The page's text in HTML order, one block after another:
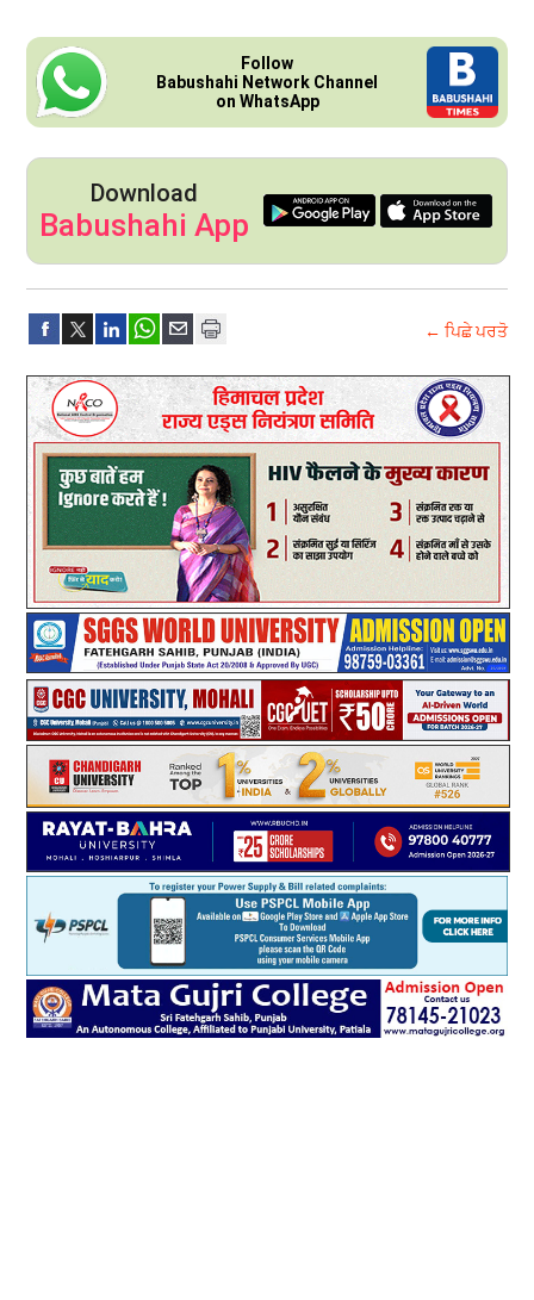
Follow
Babushahi Network Channel
on WhatsApp
Download
Babushahi App
← ਪਿਛੇ ਪਰਤੋ